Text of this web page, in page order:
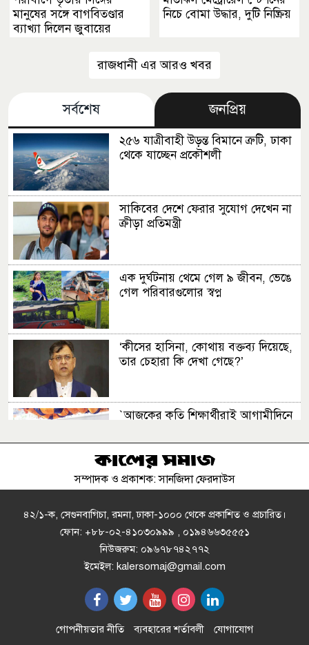
মানুষের সঙ্গে বাগবিতণ্ডার
ব্যাখ্যা দিলেন জুবায়ের
নিচে বোমা উদ্ধার, দুটি নিষ্ক্রিয়
রাজধানী এর আরও খবর
সর্বশেষ জনপ্রিয়
২৫৬ যাত্রীবাহী উড়ন্ত বিমানে ত্রুটি, ঢাকা
থেকে যাচ্ছেন প্রকৌশলী
সাকিবের দেশে ফেরার সুযোগ দেখেন না
ক্রীড়া প্রতিমন্ত্রী
এক দুর্ঘটনায় থেমে গেল ৯ জীবন, ভেঙে
গেল পরিবারগুলোর স্বপ্ন
‘কীসের হাসিনা, কোথায় বক্তব্য দিয়েছে,
তার চেহারা কি দেখা গেছে?’
‍‍`আজকের কৃতি শিক্ষার্থীরাই আগামীদিনে
এমপি
ক্রিসেনট জুট মিলে ফিড কারখানা চালু
মান্দায় চাঁদা না পেয়ে পুকুরে বিষ
প্রয়োগ"প্রায় ৮ লক্ষ টাকার মাছ নিধনের
স্বাস্থ্যসেবায় কক্সবাজারের নতুন দিগন্ত
সম্পাদক ও প্রকাশক: সানজিদা ফেরদাউস
৪২/১-ক, সেগুনবাগিচা, রমনা, ঢাকা-১০০০ থেকে প্রকাশিত ও প্রচারিত।
ফোন: +৮৮-০২-৪১০৩০৯৯৯ , ০১৯৪৬৬৩৫৫৫১
নিউজরুম: ০৯৬৭৮৭৪২৭৭২
ইমেইল: kalersomaj@gmail.com
গোপনীয়তার নীতি ব্যবহারের শর্তাবলী যোগাযোগ